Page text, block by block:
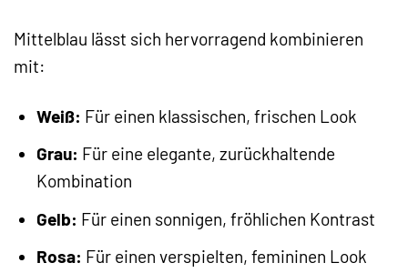
Mittelblau lässt sich hervorragend kombinieren
mit:
Weiß: Für einen klassischen, frischen Look
Grau: Für eine elegante, zurückhaltende
Kombination
Gelb: Für einen sonnigen, fröhlichen Kontrast
Rosa: Für einen verspielten, femininen Look